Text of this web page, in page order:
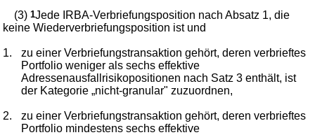
(3)1Jede IRBA-Verbriefungsposition nach Absatz 1, die
keine Wiederverbriefungsposition ist und
1.
zu einer Verbriefungstransaktion gehört, deren verbrieftes
Portfolio weniger als sechs effektive
Adressenausfallrisikopositionen nach Satz 3 enthält, ist
der Kategorie „nicht-granular" zuzuordnen,
2.
zu einer Verbriefungstransaktion gehört, deren verbrieftes
Portfolio mindestens sechs effektive